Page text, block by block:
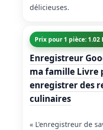
délicieuses.
Prix pour 1 pièce: 1.02
Enregistreur
ma famille Livre
enregistrer des
culinaires
« L'enregistreur de